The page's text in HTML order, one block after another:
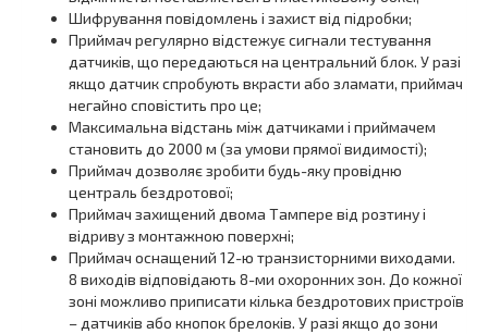
Шифрування повідомлень і захист від підробки;
Приймач регулярно відстежує сигнали тестування
датчиків, що передаються на центральний блок. У разі
якщо датчик спробують вкрасти або зламати, приймач
негайно сповістить про це;
Максимальна відстань між датчиками і приймачем
становить до 2000 м (за умови прямої видимості);
Приймач дозволяє зробити будь-яку провідню
централь бездротової;
Приймач захищений двома Тампере від розтину і
відриву з монтажною поверхні;
Приймач оснащений 12-ю транзисторними виходами.
8 виходів відповідають 8-ми охоронних зон. До кожної
зоні можливо приписати кілька бездротових пристроїв
– датчиків або кнопок брелоків. У разі якщо до зони